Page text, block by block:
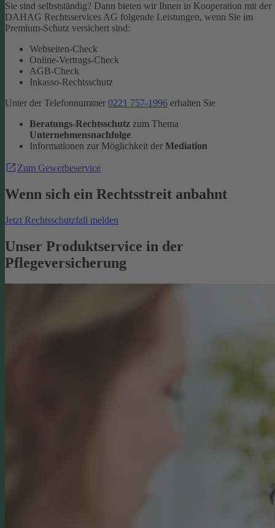
Sie sind selbstständig? Dann bieten wir Ihnen in Kooperation mit der
DAHAG Rechtsservices AG folgende Leistungen, wenn Sie im
Premium-Schutz versichert sind:
Webseiten-Check
Online-Vertrags-Check
AGB-Check
Inkasso-Rechtsschutz
Unter der Telefonnummer 0221 757-1996 erhalten Sie
Beratungs-Rechtsschutz zum Thema
Unternehmensnachfolge
Informationen zur Möglichkeit der Mediation
Zum Gewerbeservice
Wenn sich ein Rechtsstreit anbahnt
Jetzt Rechtsschutzfall melden
Unser Produktservice in der
Pflegeversicherung